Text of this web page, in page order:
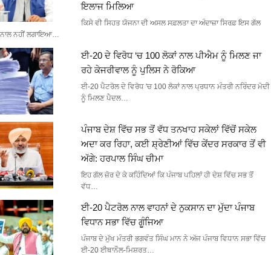
ਇਲਾਜ ਮਿਲਿਆ
ਕਿਸੇ ਵੀ ਸਿਹਤ ਯੋਜਨਾ ਦੀ ਅਸਲ ਸਫ਼ਲਤਾ ਦਾ ਅੰਦਾਜ਼ਾ ਸਿਰਫ਼ ਇਸ ਗੱਲ
ਨਾਲ ਨਹੀਂ ਲਗਾਇਆ…
ਈ-20 ਦੇ ਵਿਰੋਧ ‘ਚ 100 ਲੋਕਾਂ ਨਾਲ ਪੀਐਮ ਨੂੰ ਮਿਲਣ ਜਾ
ਰਹੇ ਕੇਜਰੀਵਾਲ ਨੂੰ ਪੁਲਿਸ ਨੇ ਰੋਕਿਆ
ਈ-20 ਪੈਟਰੋਲ ਦੇ ਵਿਰੋਧ 'ਚ 100 ਲੋਕਾਂ ਨਾਲ ਪ੍ਰਧਾਨ ਮੰਤਰੀ ਨਰਿੰਦਰ ਮੋਦੀ
ਨੂੰ ਮਿਲਣ ਪੈਦਲ…
ਪੰਜਾਬ ਦੇਸ਼ ਵਿੱਚ ਸਭ ਤੋਂ ਵੱਧ ਤਨਖਾਹ ਸਕੇਲਾਂ ਵਿੱਚੋਂ ਸਕੇਲ
ਅਦਾ ਕਰ ਰਿਹਾ, ਕਈ ਸ਼੍ਰੇਣੀਆਂ ਵਿੱਚ ਕੇਂਦਰ ਸਰਕਾਰ ਤੋਂ ਵੀ
ਅੱਗੇ: ਹਰਪਾਲ ਸਿੰਘ ਚੀਮਾ
ਇਹ ਗੱਲ ਜ਼ੋਰ ਦੇ ਕੇ ਕਹਿੰਦਿਆਂ ਕਿ ਪੰਜਾਬ ਪਹਿਲਾਂ ਹੀ ਦੇਸ਼ ਵਿੱਚ ਸਭ ਤੋਂ
ਵੱਧ…
ਈ-20 ਪੈਟਰੋਲ ਨਾਲ ਵਾਹਨਾਂ ਦੇ ਨੁਕਸਾਨ ਦਾ ਮੁੱਦਾ ਪੰਜਾਬ
ਵਿਧਾਨ ਸਭਾ ਵਿੱਚ ਗੂੰਜਿਆ
ਪੰਜਾਬ ਦੇ ਮੁੱਖ ਮੰਤਰੀ ਭਗਵੰਤ ਸਿੰਘ ਮਾਨ ਨੇ ਅੱਜ ਪੰਜਾਬ ਵਿਧਾਨ ਸਭਾ ਵਿੱਚ
ਈ-20 ਈਥਾਨੌਲ-ਮਿਸ਼ਰਤ…